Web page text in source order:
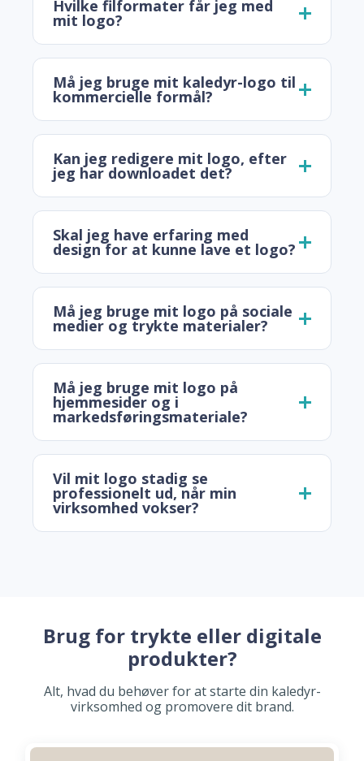
Hvilke filformater får jeg med
mit logo?
Må jeg bruge mit kaledyr-logo til
kommercielle formål?
Kan jeg redigere mit logo, efter
jeg har downloadet det?
Skal jeg have erfaring med
design for at kunne lave et logo?
Må jeg bruge mit logo på sociale
medier og trykte materialer?
Må jeg bruge mit logo på
hjemmesider og i
markedsføringsmateriale?
Vil mit logo stadig se
professionelt ud, når min
virksomhed vokser?
Brug for trykte eller digitale
produkter?
Alt, hvad du behøver for at starte din kaledyr-
virksomhed og promovere dit brand.